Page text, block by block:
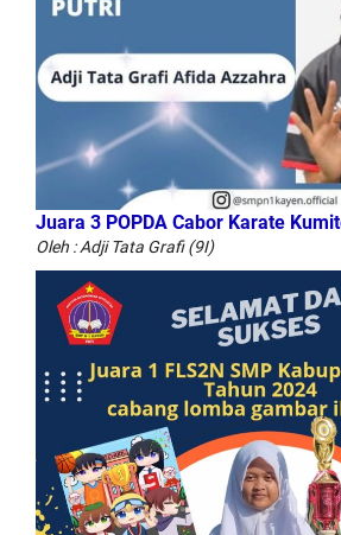
Juara 3 POPDA Cabor Karate
Oleh : Adji Tata Grafi (9I)